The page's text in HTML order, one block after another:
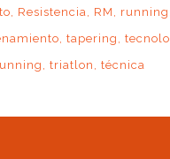
Resistencia RM
running
tapering
triatlon técnica